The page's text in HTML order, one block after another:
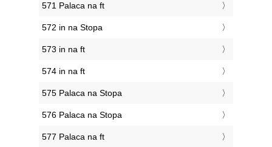
571 Palaca na ft
572 in na Stopa
573 in na ft
574 in na ft
575 Palaca na Stopa
576 Palaca na Stopa
577 Palaca na ft